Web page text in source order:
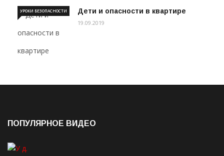
Дети и опасности в квартире
УРОКИ БЕЗОПАСНОСТИ
19.09.2019
ПОПУЛЯРНОЕ ВИДЕО